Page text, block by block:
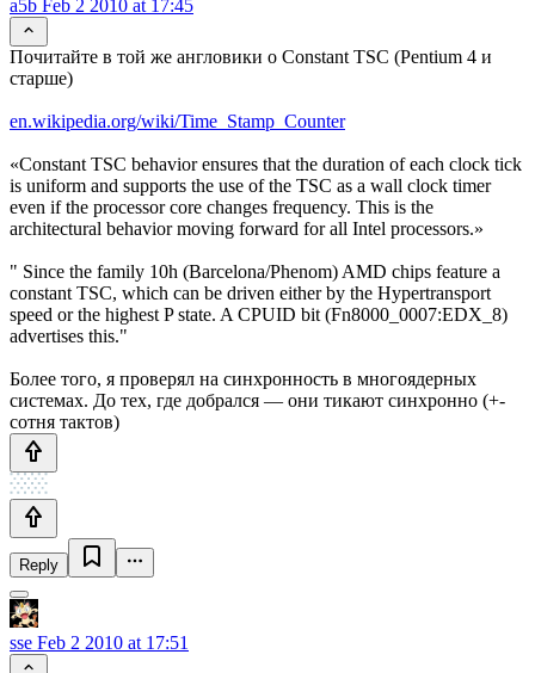
a5b Feb 2 2010 at 17:45
Почитайте в той же англовики о Constant TSC (Pentium 4 и
старше)
en.wikipedia.org/wiki/Time_Stamp_Counter
«Constant TSC behavior ensures that the duration of each clock tick
is uniform and supports the use of the TSC as a wall clock timer
even if the processor core changes frequency. This is the
architectural behavior moving forward for all Intel processors.»
" Since the family 10h (Barcelona/Phenom) AMD chips feature a
constant TSC, which can be driven either by the Hypertransport
speed or the highest P state. A CPUID bit (Fn8000_0007:EDX_8)
advertises this."
Более того, я проверял на синхронность в многоядерных
системах. До тех, где добрался — они тикают синхронно (+-
сотня тактов)
Reply
sse Feb 2 2010 at 17:51